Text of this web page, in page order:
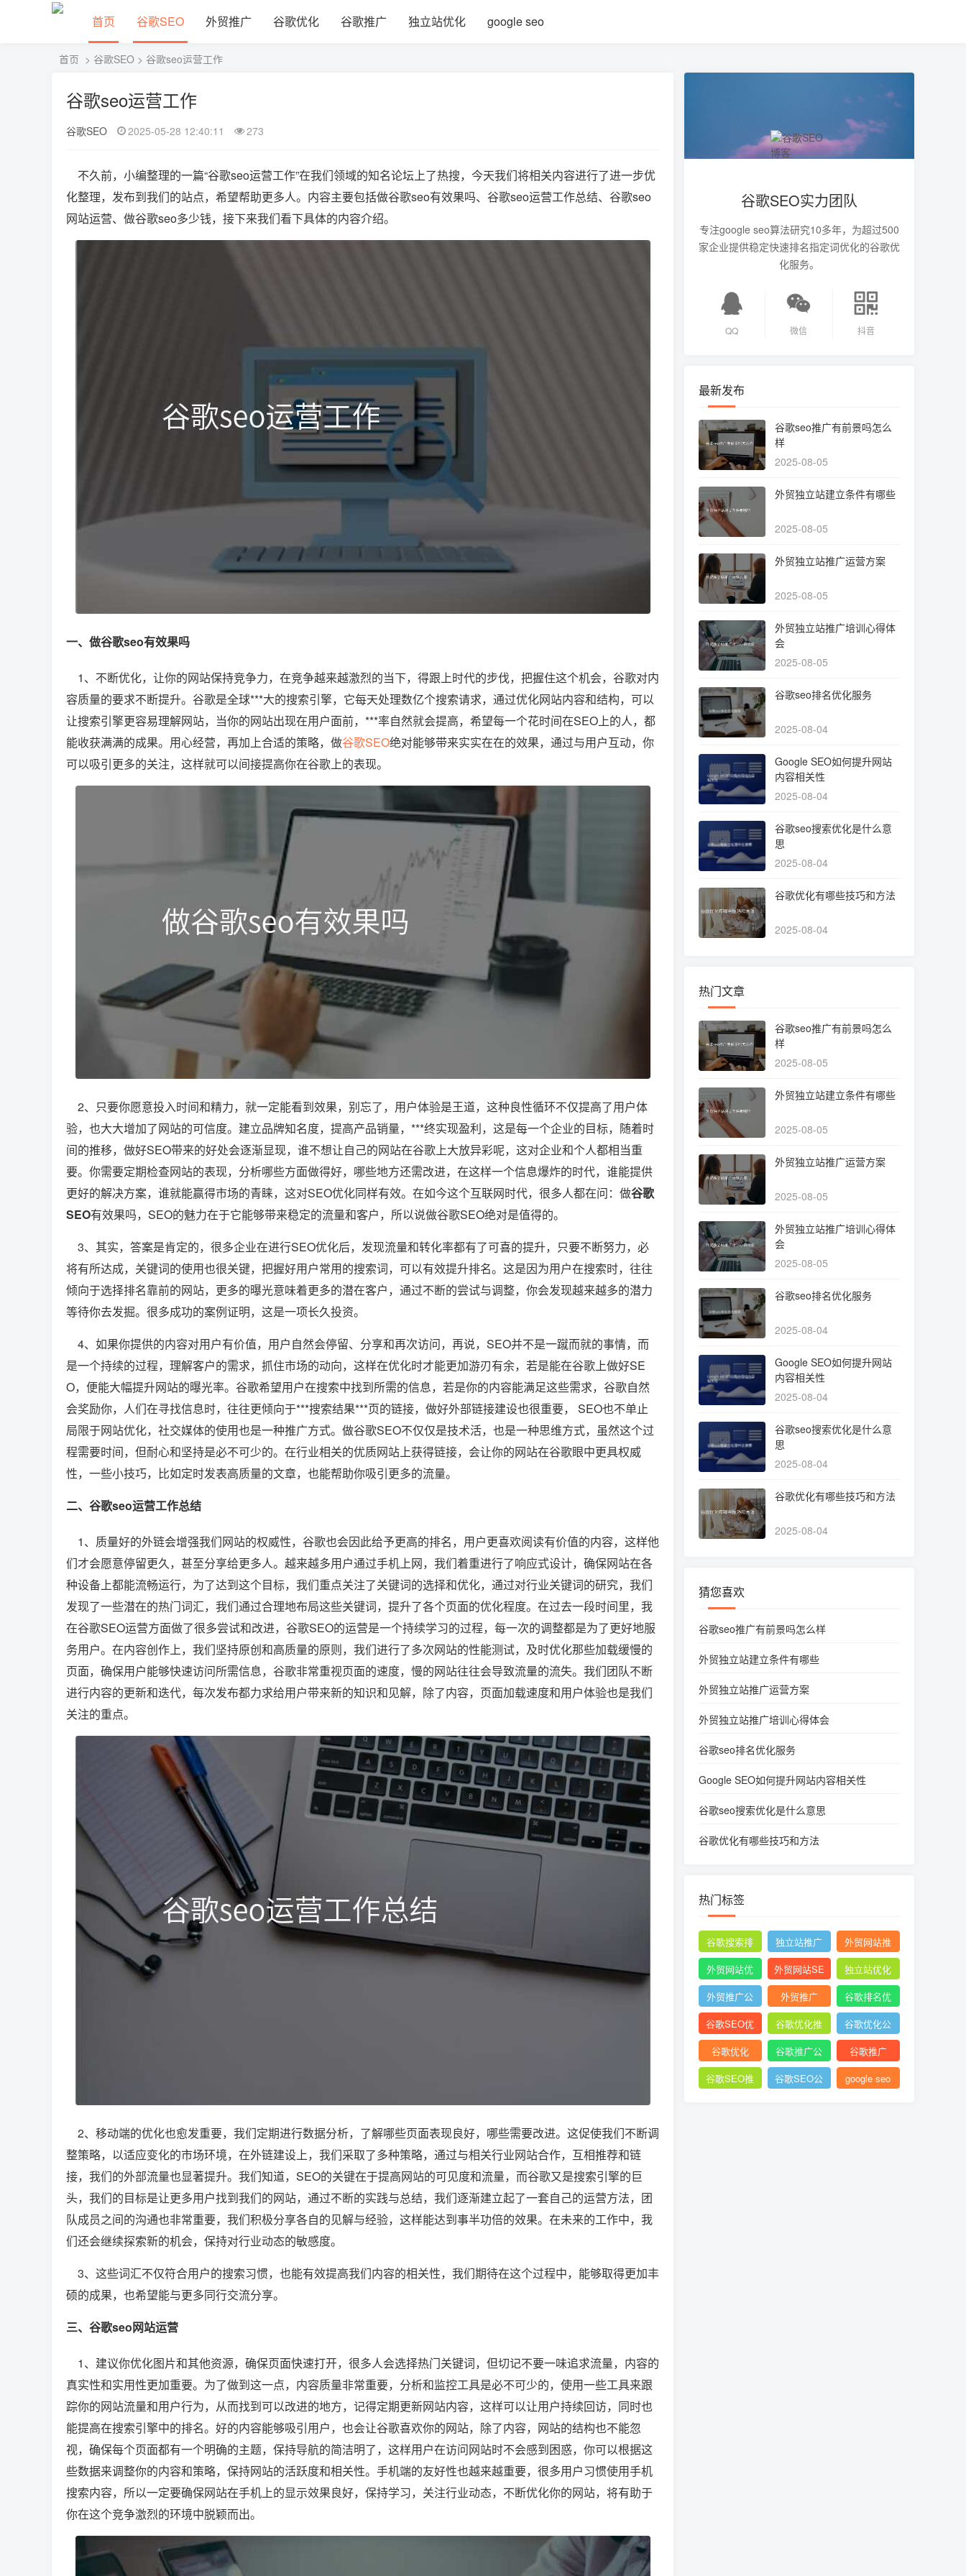
首页 谷歌SEO 外贸推广 谷歌优化 谷歌推广 独立站优化 google seo
首页 > 谷歌SEO > 谷歌seo运营工作
谷歌seo运营工作
谷歌SEO 2025-05-28 12:40:11 273
不久前，小编整理的一篇“谷歌seo运营工作”在我们领域的知名论坛上了热搜，今天我们将相关内容进行了进一步优
化整理，发布到我们的站点，希望帮助更多人。内容主要包括做谷歌seo有效果吗、谷歌seo运营工作总结、谷歌seo
网站运营、做谷歌seo多少钱，接下来我们看下具体的内容介绍。
一、做谷歌seo有效果吗
1、不断优化，让你的网站保持竞争力，在竞争越来越激烈的当下，得跟上时代的步伐，把握住这个机会，谷歌对内
容质量的要求不断提升。谷歌是全球***大的搜索引擎，它每天处理数亿个搜索请求，通过优化网站内容和结构，可以
让搜索引擎更容易理解网站，当你的网站出现在用户面前，***率自然就会提高，希望每一个花时间在SEO上的人，都
能收获满满的成果。用心经营，再加上合适的策略，做谷歌SEO绝对能够带来实实在在的效果，通过与用户互动，你
可以吸引更多的关注，这样就可以间接提高你在谷歌上的表现。
2、只要你愿意投入时间和精力，就一定能看到效果，别忘了，用户体验是王道，这种良性循环不仅提高了用户体
验，也大大增加了网站的可信度。建立品牌知名度，提高产品销量，***终实现盈利，这是每一个企业的目标，随着时
间的推移，做好SEO带来的好处会逐渐显现，谁不想让自己的网站在谷歌上大放异彩呢，这对企业和个人都相当重
要。你需要定期检查网站的表现，分析哪些方面做得好，哪些地方还需改进，在这样一个信息爆炸的时代，谁能提供
更好的解决方案，谁就能赢得市场的青睐，这对SEO优化同样有效。在如今这个互联网时代，很多人都在问：做谷歌
SEO有效果吗，SEO的魅力在于它能够带来稳定的流量和客户，所以说做谷歌SEO绝对是值得的。
3、其实，答案是肯定的，很多企业在进行SEO优化后，发现流量和转化率都有了可喜的提升，只要不断努力，必
将有所达成，关键词的使用也很关键，把握好用户常用的搜索词，可以有效提升排名。这是因为用户在搜索时，往往
倾向于选择排名靠前的网站，更多的曝光意味着更多的潜在客户，通过不断的尝试与调整，你会发现越来越多的潜力
等待你去发掘。很多成功的案例证明，这是一项长久投资。
4、如果你提供的内容对用户有价值，用户自然会停留、分享和再次访问，再说，SEO并不是一蹴而就的事情，而
是一个持续的过程，理解客户的需求，抓住市场的动向，这样在优化时才能更加游刃有余，若是能在谷歌上做好SE
O，便能大幅提升网站的曝光率。谷歌希望用户在搜索中找到所需的信息，若是你的内容能满足这些需求，谷歌自然
会奖励你，人们在寻找信息时，往往更倾向于***搜索结果***页的链接，做好外部链接建设也很重要， SEO也不单止
局限于网站优化，社交媒体的使用也是一种推广方式。做谷歌SEO不仅仅是技术活，也是一种思维方式，虽然这个过
程需要时间，但耐心和坚持是必不可少的。在行业相关的优质网站上获得链接，会让你的网站在谷歌眼中更具权威
性，一些小技巧，比如定时发表高质量的文章，也能帮助你吸引更多的流量。
二、谷歌seo运营工作总结
1、质量好的外链会增强我们网站的权威性，谷歌也会因此给予更高的排名，用户更喜欢阅读有价值的内容，这样他
们才会愿意停留更久，甚至分享给更多人。越来越多用户通过手机上网，我们着重进行了响应式设计，确保网站在各
种设备上都能流畅运行，为了达到这个目标，我们重点关注了关键词的选择和优化，通过对行业关键词的研究，我们
发现了一些潜在的热门词汇，我们通过合理地布局这些关键词，提升了各个页面的优化程度。在过去一段时间里，我
在谷歌SEO运营方面做了很多尝试和改进，谷歌SEO的运营是一个持续学习的过程，每一次的调整都是为了更好地服
务用户。在内容创作上，我们坚持原创和高质量的原则，我们进行了多次网站的性能测试，及时优化那些加载缓慢的
页面，确保用户能够快速访问所需信息，谷歌非常重视页面的速度，慢的网站往往会导致流量的流失。我们团队不断
进行内容的更新和迭代，每次发布都力求给用户带来新的知识和见解，除了内容，页面加载速度和用户体验也是我们
关注的重点。
2、移动端的优化也愈发重要，我们定期进行数据分析，了解哪些页面表现良好，哪些需要改进。这促使我们不断调
整策略，以适应变化的市场环境，在外链建设上，我们采取了多种策略，通过与相关行业网站合作，互相推荐和链
接，我们的外部流量也显著提升。我们知道，SEO的关键在于提高网站的可见度和流量，而谷歌又是搜索引擎的巨
头，我们的目标是让更多用户找到我们的网站，通过不断的实践与总结，我们逐渐建立起了一套自己的运营方法，团
队成员之间的沟通也非常重要，我们积极分享各自的见解与经验，这样能达到事半功倍的效果。在未来的工作中，我
们还会继续探索新的机会，保持对行业动态的敏感度。
3、这些词汇不仅符合用户的搜索习惯，也能有效提高我们内容的相关性，我们期待在这个过程中，能够取得更加丰
硕的成果，也希望能与更多同行交流分享。
三、谷歌seo网站运营
1、建议你优化图片和其他资源，确保页面快速打开，很多人会选择热门关键词，但切记不要一味追求流量，内容的
真实性和实用性更加重要。为了做到这一点，内容质量非常重要，分析和监控工具是必不可少的，使用一些工具来跟
踪你的网站流量和用户行为，从而找到可以改进的地方，记得定期更新网站内容，这样可以让用户持续回访，同时也
能提高在搜索引擎中的排名。好的内容能够吸引用户，也会让谷歌喜欢你的网站，除了内容，网站的结构也不能忽
视，确保每个页面都有一个明确的主题，保持导航的简洁明了，这样用户在访问网站时不会感到困惑，你可以根据这
些数据来调整你的内容和策略，保持网站的活跃度和相关性。手机端的友好性也越来越重要，很多用户习惯使用手机
搜索内容，所以一定要确保网站在手机上的显示效果良好，保持学习，关注行业动态，不断优化你的网站，将有助于
你在这个竞争激烈的环境中脱颖而出。
谷歌SEO实力团队
专注google seo算法研究10多年，为超过500
家企业提供稳定快速排名指定词优化的谷歌优
化服务。
QQ 微信 抖音
最新发布
谷歌seo推广有前景吗怎么
样
2025-08-05
外贸独立站建立条件有哪些
2025-08-05
外贸独立站推广运营方案
2025-08-05
外贸独立站推广培训心得体
会
2025-08-05
谷歌seo排名优化服务
2025-08-04
Google SEO如何提升网站
内容相关性
2025-08-04
谷歌seo搜索优化是什么意
思
2025-08-04
谷歌优化有哪些技巧和方法
2025-08-04
热门文章
谷歌seo推广有前景吗怎么
样
2025-08-05
外贸独立站建立条件有哪些
2025-08-05
外贸独立站推广运营方案
2025-08-05
外贸独立站推广培训心得体
会
2025-08-05
谷歌seo排名优化服务
2025-08-04
Google SEO如何提升网站
内容相关性
2025-08-04
谷歌seo搜索优化是什么意
思
2025-08-04
谷歌优化有哪些技巧和方法
2025-08-04
猜您喜欢
谷歌seo推广有前景吗怎么样
外贸独立站建立条件有哪些
外贸独立站推广运营方案
外贸独立站推广培训心得体会
谷歌seo排名优化服务
Google SEO如何提升网站内容相关性
谷歌seo搜索优化是什么意思
谷歌优化有哪些技巧和方法
热门标签
谷歌搜索排
名
独立站推广
外贸网站推
广
外贸网站优
化
外贸网站SE
O
独立站优化
外贸推广公
司
外贸推广
谷歌排名优
化
谷歌SEO优
化
谷歌优化推
广
谷歌优化公
司
谷歌优化
谷歌推广公
司
谷歌推广
谷歌SEO推
谷歌SEO公
google seo